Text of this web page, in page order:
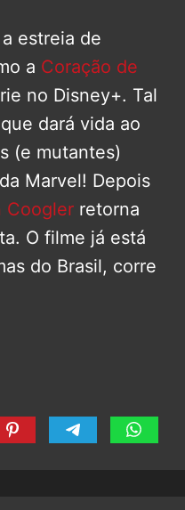
estreia de
a Coração de
no Disney+. Tal
dará vida ao
(e mutantes)
Marvel! Depois
Coogler retorna
O filme já está
do Brasil, corre